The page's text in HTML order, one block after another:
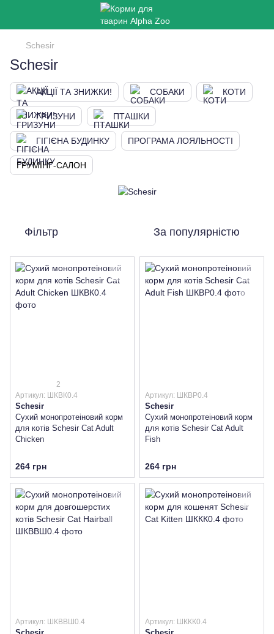
Schesir
Schesir
АКЦІЇ ТА ЗНИЖКИ! СОБАКИ КОТИ
ГРИЗУНИ ПТАШКИ
ГІГІЄНА БУДИНКУ ПРОГРАМА ЛОЯЛЬНОСТІ
ГРУМІНГ-САЛОН
Фільтр За популярністю
2
Артикул: ШКВК0.4
Schesir
Сухий монопротеіновий корм
для котів Schesir Cat Adult
Chicken
264 грн
Артикул: ШКВР0.4
Schesir
Сухий монопротеіновий корм
для котів Schesir Cat Adult
Fish
264 грн
Артикул: ШКВВШ0.4 Артикул: ШККК0.4